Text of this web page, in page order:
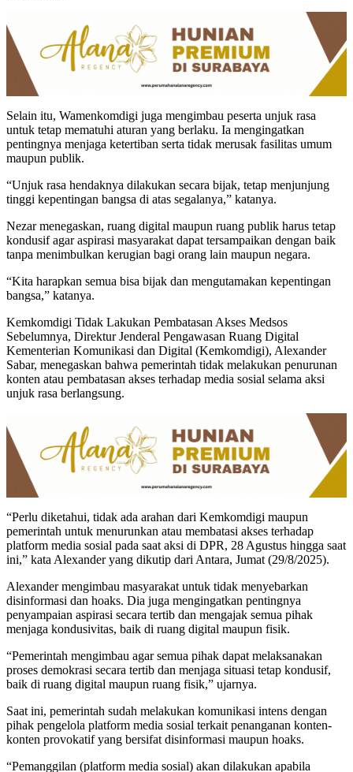
Selain itu, Wamenkomdigi juga mengimbau peserta unjuk rasa
untuk tetap mematuhi aturan yang berlaku. Ia mengingatkan
pentingnya menjaga ketertiban serta tidak merusak fasilitas umum
maupun publik.
“Unjuk rasa hendaknya dilakukan secara bijak, tetap menjunjung
tinggi kepentingan bangsa di atas segalanya,” katanya.
Nezar menegaskan, ruang digital maupun ruang publik harus tetap
kondusif agar aspirasi masyarakat dapat tersampaikan dengan baik
tanpa menimbulkan kerugian bagi orang lain maupun negara.
“Kita harapkan semua bisa bijak dan mengutamakan kepentingan
bangsa,” katanya.
Kemkomdigi Tidak Lakukan Pembatasan Akses Medsos
Sebelumnya, Direktur Jenderal Pengawasan Ruang Digital
Kementerian Komunikasi dan Digital (Kemkomdigi), Alexander
Sabar, menegaskan bahwa pemerintah tidak melakukan penurunan
konten atau pembatasan akses terhadap media sosial selama aksi
unjuk rasa berlangsung.
“Perlu diketahui, tidak ada arahan dari Kemkomdigi maupun
pemerintah untuk menurunkan atau membatasi akses terhadap
platform media sosial pada saat aksi di DPR, 28 Agustus hingga saat
ini,” kata Alexander yang dikutip dari Antara, Jumat (29/8/2025).
Alexander mengimbau masyarakat untuk tidak menyebarkan
disinformasi dan hoaks. Dia juga mengingatkan pentingnya
penyampaian aspirasi secara tertib dan mengajak semua pihak
menjaga kondusivitas, baik di ruang digital maupun fisik.
“Pemerintah mengimbau agar semua pihak dapat melaksanakan
proses demokrasi secara tertib dan menjaga situasi tetap kondusif,
baik di ruang digital maupun ruang fisik,” ujarnya.
Saat ini, pemerintah sudah melakukan komunikasi intens dengan
pihak pengelola platform media sosial terkait penanganan konten-
konten provokatif yang bersifat disinformasi maupun hoaks.
“Pemanggilan (platform media sosial) akan dilakukan apabila